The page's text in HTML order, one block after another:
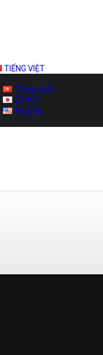
TIẾNG VIỆT
Tiếng Việt
日本語
English